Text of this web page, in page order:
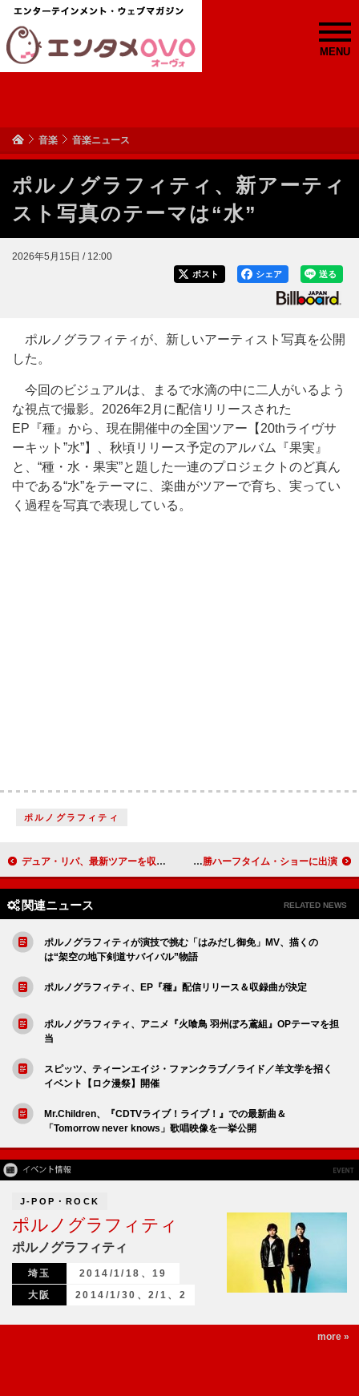
MENU
音楽 音楽ニュース
ポルノグラフィティ、新アーティ
スト写真のテーマは“水”
2026年5月15日 / 12:00
送る
シェア
ポスト
ポルノグラフィティが、新しいアーティスト写真を公開
した。
今回のビジュアルは、まるで水滴の中に二人がいるよう
な視点で撮影。2026年2月に配信リリースされた
EP『種』から、現在開催中の全国ツアー【20thライヴサ
ーキット”水”】、秋頃リリース予定のアルバム『果実』
と、“種・水・果実”と題した一連のプロジェクトのど真ん
中である“水”をテーマに、楽曲がツアーで育ち、実ってい
く過程を写真で表現している。
ポルノグラフィティ
デュア・リパ、最新ツアーを収めた『ライブ・フロム・メキシコ』コンサート映画＆ライブ・アルバムをリリース マドンナ／シャキーラ／BTS、【FIFAワールドカップ2026】決勝ハーフタイム・ショーに出演
関連ニュース RELATED NEWS
ポルノグラフィティが演技で挑む「はみだし御免」MV、描くの
は“架空の地下剣道サバイバル”物語
ポルノグラフィティ、EP『種』配信リリース＆収録曲が決定
ポルノグラフィティ、アニメ『火喰鳥 羽州ぼろ鳶組』OPテーマを担
当
スピッツ、ティーンエイジ・ファンクラブ／ライド／羊文学を招く
イベント【ロク漫祭】開催
Mr.Children、『CDTVライブ！ライブ！』での最新曲＆
「Tomorrow never knows」歌唱映像を一挙公開
J-POP・ROCK
ポルノグラフィティ
ポルノグラフィティ
埼玉
2014/1/18、19
大阪
2014/1/30、2/1、2
more »